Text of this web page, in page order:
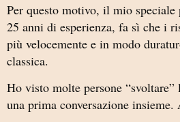
Per questo motivo, il mio
25 anni di esperienza, fa sì che i
più velocemente e in modo
classica.
Ho visto molte persone
una prima conversazione insieme.